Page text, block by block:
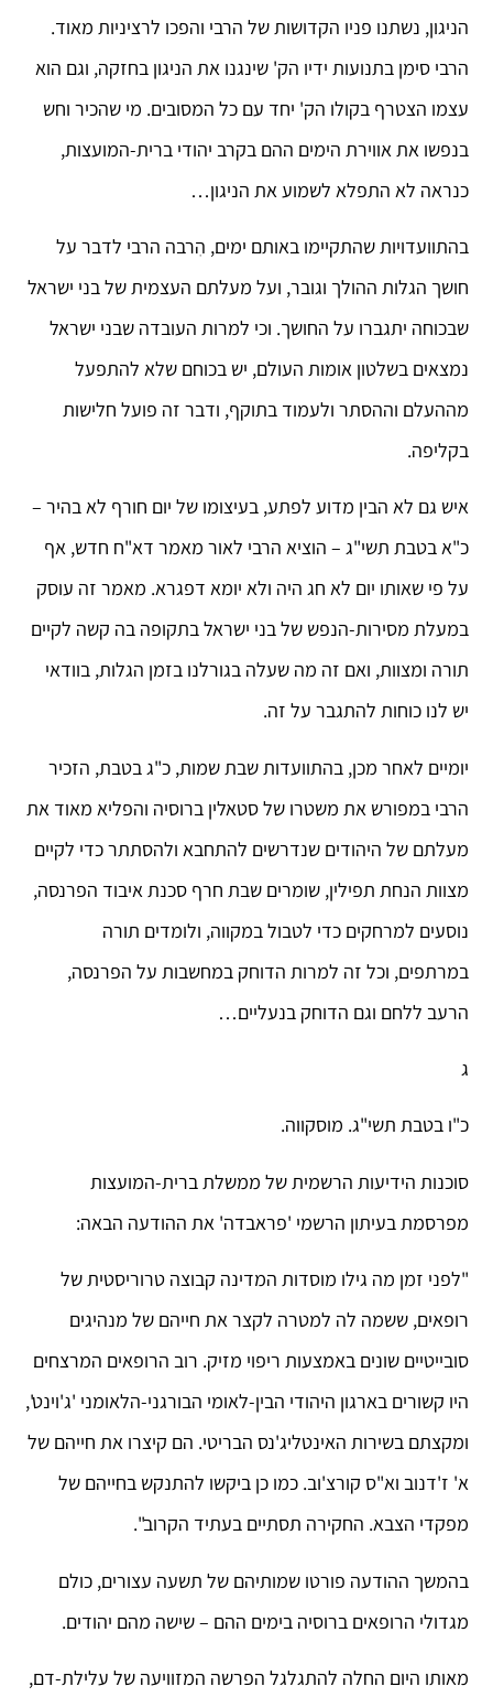
הניגון, נשתנו פניו הקדושות של הרבי והפכו לרציניות מאוד.
הרבי סימן בתנועות ידיו הק' שינגנו את הניגון בחזקה, וגם הוא
עצמו הצטרף בקולו הק' יחד עם כל המסובים. מי שהכיר וחש
בנפשו את אווירת הימים ההם בקרב יהודי ברית-המועצות,
כנראה לא התפלא לשמוע את הניגון…
בהתוועדויות שהתקיימו באותם ימים, הִרבה הרבי לדבר על
חושך הגלות ההולך וגובר, ועל מעלתם העצמית של בני ישראל
שבכוחה יתגברו על החושך. וכי למרות העובדה שבני ישראל
נמצאים בשלטון אומות העולם, יש בכוחם שלא להתפעל
מההעלם וההסתר ולעמוד בתוקף, ודבר זה פועל חלישות
בקליפה.
איש גם לא הבין מדוע לפתע, בעיצומו של יום חורף לא בהיר –
כ"א בטבת תשי"ג – הוציא הרבי לאור מאמר דא"ח חדש, אף
על פי שאותו יום לא חג היה ולא יומא דפגרא. מאמר זה עוסק
במעלת מסירות-הנפש של בני ישראל בתקופה בה קשה לקיים
תורה ומצוות, ואם זה מה שעלה בגורלנו בזמן הגלות, בוודאי
יש לנו כוחות להתגבר על זה.
יומיים לאחר מכן, בהתוועדות שבת שמות, כ"ג בטבת, הזכיר
הרבי במפורש את משטרו של סטאלין ברוסיה והפליא מאוד את
מעלתם של היהודים שנדרשים להתחבא ולהסתתר כדי לקיים
מצוות הנחת תפילין, שומרים שבת חרף סכנת איבוד הפרנסה,
נוסעים למרחקים כדי לטבול במקווה, ולומדים תורה
במרתפים, וכל זה למרות הדוחק במחשבות על הפרנסה,
הרעב ללחם וגם הדוחק בנעליים…
ג
כ"ו בטבת תשי"ג. מוסקווה.
סוכנות הידיעות הרשמית של ממשלת ברית-המועצות
מפרסמת בעיתון הרשמי 'פראבדה' את ההודעה הבאה:
"לפני זמן מה גילו מוסדות המדינה קבוצה טרוריסטית של
רופאים, ששמה לה למטרה לקצר את חייהם של מנהיגים
סובייטיים שונים באמצעות ריפוי מזיק. רוב הרופאים המרצחים
היו קשורים בארגון היהודי הבין-לאומי הבורגני-הלאומני 'ג'וינט',
ומקצתם בשירות האינטליג'נס הבריטי. הם קיצרו את חייהם של
א' ז'דנוב וא"ס קורצ'וב. כמו כן ביקשו להתנקש בחייהם של
מפקדי הצבא. החקירה תסתיים בעתיד הקרוב".
בהמשך ההודעה פורטו שמותיהם של תשעה עצורים, כולם
מגדולי הרופאים ברוסיה בימים ההם – שישה מהם יהודים.
מאותו היום החלה להתגלגל הפרשה המזוויעה של עלילת-דם,